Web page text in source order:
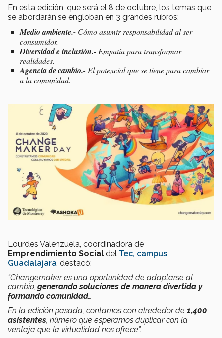
En esta edición, que será el 8 de octubre, los temas que
se abordarán se engloban en 3 grandes rubros:
Medio ambiente.- Cómo asumir responsabilidad al ser
consumidor.
Diversidad e inclusión.- Empatía para transformar
realidades.
Agencia de cambio.- El potencial que se tiene para cambiar
a la comunidad.
Lourdes Valenzuela, coordinadora de
Emprendimiento Social del Tec, campus
Guadalajara, destacó:
“Changemaker es una oportunidad de adaptarse al
cambio, generando soluciones de manera divertida y
formando comunidad…
En la edición pasada, contamos con alrededor de 1,400
asistentes, número que esperamos duplicar con la
ventaja que la virtualidad nos ofrece”.